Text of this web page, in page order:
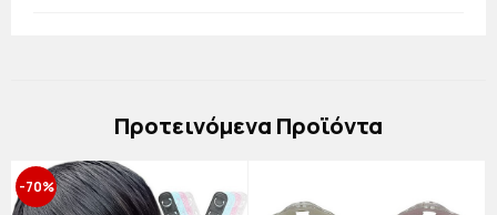
Πρoτεινόμενα Προϊόντα
-70%